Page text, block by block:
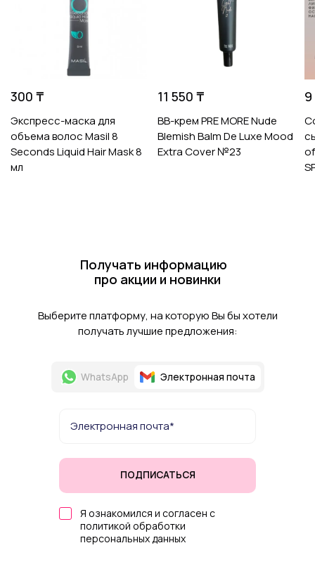
300 ₸
Экспресс-маска для
объема волос Masil 8
Seconds Liquid Hair Mask 8
мл
11 550 ₸
ВВ-крем PRE MORE Nude
Blemish Balm De Luxe Mood
Extra Cover №23
Получать информацию
про акции и новинки
Выберите платформу, на которую Вы бы хотели
получать лучшие предложения:
WhatsApp Электронная почта
ПОДПИСАТЬСЯ
Я ознакомился и согласен с
политикой обработки
персональных данных